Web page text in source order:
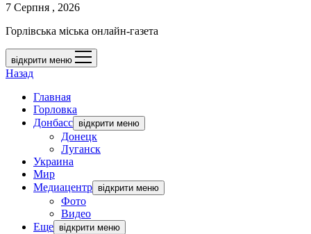
7 Серпня , 2026
Горлівська міська онлайн-газета
відкрити меню
Назад
Главная
Горловка
Донбасс відкрити меню
Донецк
Луганск
Украина
Мир
Медиацентр відкрити меню
Фото
Видео
Еще відкрити меню